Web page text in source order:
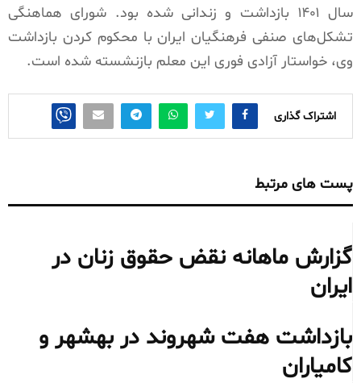
سال ۱۴۰۱ بازداشت و زندانی شده بود. شورای هماهنگی
تشکل‌های صنفی فرهنگیان ایران با محکوم کردن بازداشت
وی، خواستار آزادی فوری این معلم بازنشسته شده است.
اشتراک گذاری
پست های مرتبط
گزارش ماهانه نقض حقوق زنان در
ایران
بازداشت هفت شهروند در بهشهر و
کامیاران